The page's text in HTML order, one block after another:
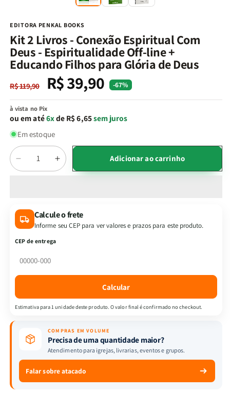
EDITORA PENKAL BOOKS
Kit 2 Livros - Conexão Espiritual Com
Deus - Espiritualidade Off-line +
Educando Filhos para Glória de Deus
Preço
normal
R$ 119,90
Preço
promocional
R$ 39,90 -67%
à vista no Pix
ou em até6xde R$ 6,65sem juros
Em estoque
Quantidade
Diminuir
a
2
Livros
-
Espiritual
Espiritualidade
Educando
para
Glória
Aumentar
a
2
Livros
Espiritualidade
+
Educando
para
Adicionar ao carrinho
Calcule o frete
Informe seu CEP para ver valores e prazos para este produto.
CEP de entrega
Calcular
Estimativa para 1 unidade deste produto. O valor final é confirmado no checkout.
COMPRAS EM VOLUME
Precisa de uma quantidade maior?
Atendimento para igrejas, livrarias, eventos e grupos.
Falar sobre atacado